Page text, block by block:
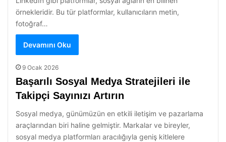
örnekleridir. Bu tür platformlar, kullanıcıların metin,
fotoğraf…
Devamını Oku
9 Ocak 2026
Başarılı Sosyal Medya Stratejileri ile
Takipçi Sayınızı Artırın
Sosyal medya, günümüzün en etkili iletişim ve pazarlama
araçlarından biri haline gelmiştir. Markalar ve bireyler,
sosyal medya platformları aracılığıyla geniş kitlelere